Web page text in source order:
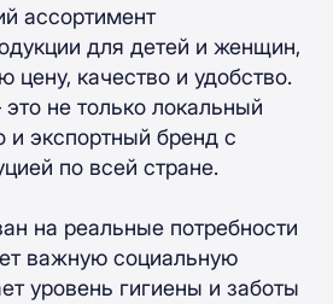
ассортимент
для детей и женщин,
цену, качество и удобство.
не только локальный
и экспортный бренд с
по всей стране.
на реальные потребности
важную социальную
уровень гигиены и заботы